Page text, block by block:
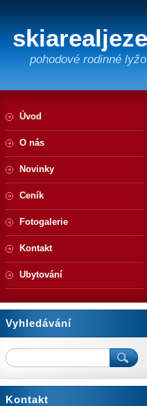
pohodové rodinné
Úvod
O nás
Novinky
Ceník
Fotogalerie
Kontakt
Ubytování
Vyhledávání
Kontakt